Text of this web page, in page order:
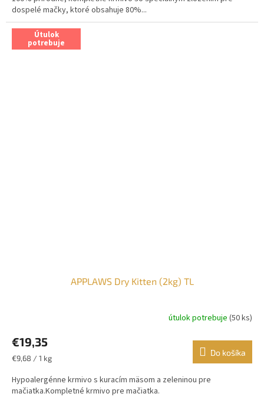
dospelé mačky, ktoré obsahuje 80%...
Útulok
potrebuje
APPLAWS Dry Kitten (2kg) TL
útulok potrebuje (50 ks)
€19,35
Jednotková
€9,68 / 1 kg
Do košíka
Hypoalergénne krmivo s kuracím mäsom a zeleninou pre
mačiatka.Kompletné krmivo pre mačiatka.